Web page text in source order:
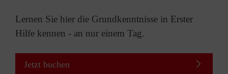
Lernen Sie hier die Grundkenntnisse in Erster
Hilfe kennen - an nur einem Tag.
Jetzt buchen